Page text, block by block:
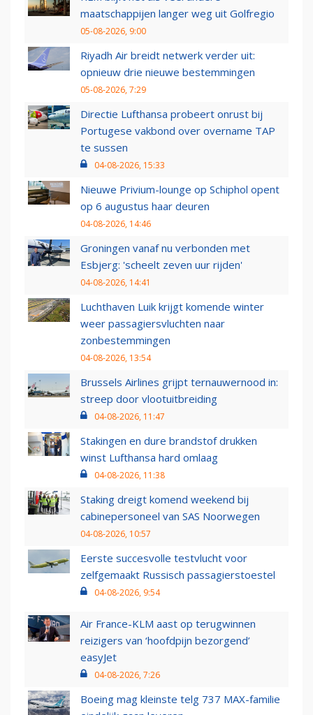
maatschappijen langer weg uit Golfregio
05-08-2026, 9:00
Riyadh Air breidt netwerk verder uit:
opnieuw drie nieuwe bestemmingen
05-08-2026, 7:29
Directie Lufthansa probeert onrust bij
Portugese vakbond over overname TAP
te sussen
04-08-2026, 15:33
Nieuwe Privium-lounge op Schiphol opent
op 6 augustus haar deuren
04-08-2026, 14:46
Groningen vanaf nu verbonden met
Esbjerg: 'scheelt zeven uur rijden'
04-08-2026, 14:41
Luchthaven Luik krijgt komende winter
weer passagiersvluchten naar
zonbestemmingen
04-08-2026, 13:54
Brussels Airlines grijpt ternauwernood in:
streep door vlootuitbreiding
04-08-2026, 11:47
Stakingen en dure brandstof drukken
winst Lufthansa hard omlaag
04-08-2026, 11:38
Staking dreigt komend weekend bij
cabinepersoneel van SAS Noorwegen
04-08-2026, 10:57
Eerste succesvolle testvlucht voor
zelfgemaakt Russisch passagierstoestel
04-08-2026, 9:54
Air France-KLM aast op terugwinnen
reizigers van ‘hoofdpijn bezorgend’
easyJet
04-08-2026, 7:26
Boeing mag kleinste telg 737 MAX-familie